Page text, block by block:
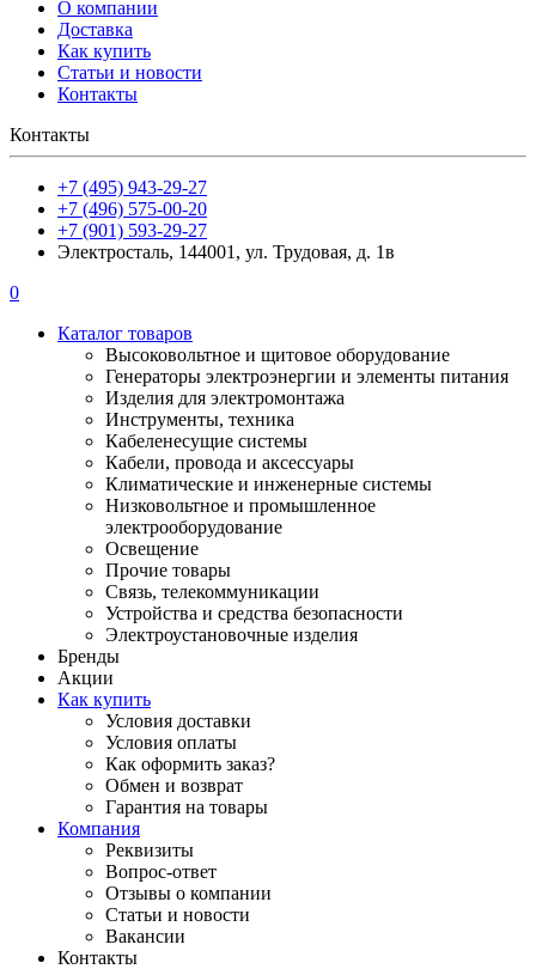
О компании
Доставка
Как купить
Статьи и новости
Контакты
Контакты
+7 (495) 943-29-27
+7 (496) 575-00-20
+7 (901) 593-29-27
Электросталь, 144001, ул. Трудовая, д. 1в
0
Каталог товаров
Высоковольтное и щитовое оборудование
Генераторы электроэнергии и элементы питания
Изделия для электромонтажа
Инструменты, техника
Кабеленесущие системы
Кабели, провода и аксессуары
Климатические и инженерные системы
Низковольтное и промышленное
электрооборудование
Освещение
Прочие товары
Связь, телекоммуникации
Устройства и средства безопасности
Электроустановочные изделия
Бренды
Акции
Как купить
Условия доставки
Условия оплаты
Как оформить заказ?
Обмен и возврат
Гарантия на товары
Компания
Реквизиты
Вопрос-ответ
Отзывы о компании
Статьи и новости
Вакансии
Контакты